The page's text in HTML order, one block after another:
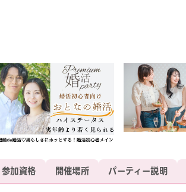
参加資格 開催場所 パーティー説明